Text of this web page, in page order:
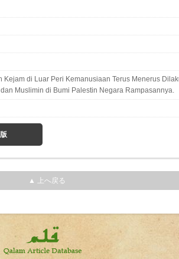
Kejam di Luar Peri Kemanusiaan Terus Menerus
Muslimin di Bumi Palestin Negara Rampasannya.
▲ 上へ戻る